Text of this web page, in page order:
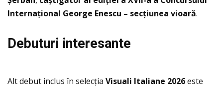
Internațional George Enescu – secțiunea vioară.
Debuturi interesante
Alt debut inclus în selecţia Visuali Italiane 2026este